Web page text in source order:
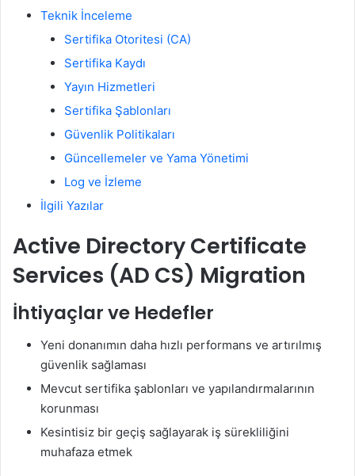
Teknik İnceleme
Sertifika Otoritesi (CA)
Sertifika Kaydı
Yayın Hizmetleri
Sertifika Şablonları
Güvenlik Politikaları
Güncellemeler ve Yama Yönetimi
Log ve İzleme
İlgili Yazılar
Active Directory Certificate
Services (AD CS) Migration
İhtiyaçlar ve Hedefler
Yeni donanımın daha hızlı performans ve artırılmış
güvenlik sağlaması
Mevcut sertifika şablonları ve yapılandırmalarının
korunması
Kesintisiz bir geçiş sağlayarak iş sürekliliğini
muhafaza etmek